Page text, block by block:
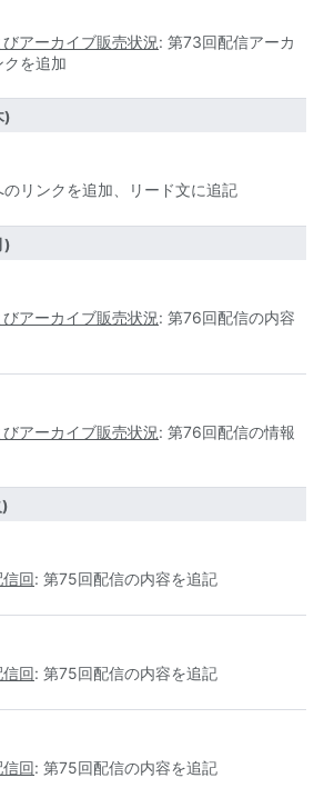
アーカイブ販売状況: 第73回配信アーカ
クを追加
)
のリンクを追加、リード文に追記
)
アーカイブ販売状況: 第76回配信の内容
アーカイブ販売状況: 第76回配信の情報
回: 第75回配信の内容を追記
回: 第75回配信の内容を追記
回: 第75回配信の内容を追記